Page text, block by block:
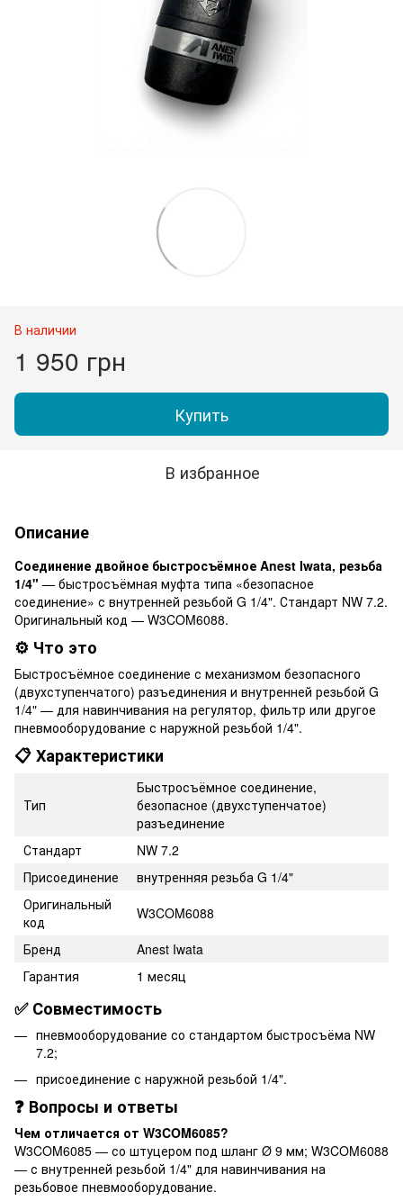
В наличии
1 950 грн
Купить
В избранное
Описание
Соединение двойное быстросъёмное Anest Iwata, резьба
1/4" — быстросъёмная муфта типа «безопасное
соединение» с внутренней резьбой G 1/4". Стандарт NW 7.2.
Оригинальный код — W3COM6088.
⚙️ Что это
Быстросъёмное соединение с механизмом безопасного
(двухступенчатого) разъединения и внутренней резьбой G
1/4" — для навинчивания на регулятор, фильтр или другое
пневмооборудование с наружной резьбой 1/4".
📋 Характеристики
Тип
Быстросъёмное соединение,
безопасное (двухступенчатое)
разъединение
Стандарт
NW 7.2
Присоединение
внутренняя резьба G 1/4"
Оригинальный
код
W3COM6088
Бренд
Anest Iwata
Гарантия
1 месяц
✅ Совместимость
пневмооборудование со стандартом быстросъёма NW
7.2;
присоединение с наружной резьбой 1/4".
❓ Вопросы и ответы
Чем отличается от W3COM6085?
W3COM6085 — со штуцером под шланг Ø 9 мм; W3COM6088
— с внутренней резьбой 1/4" для навинчивания на
резьбовое пневмооборудование.